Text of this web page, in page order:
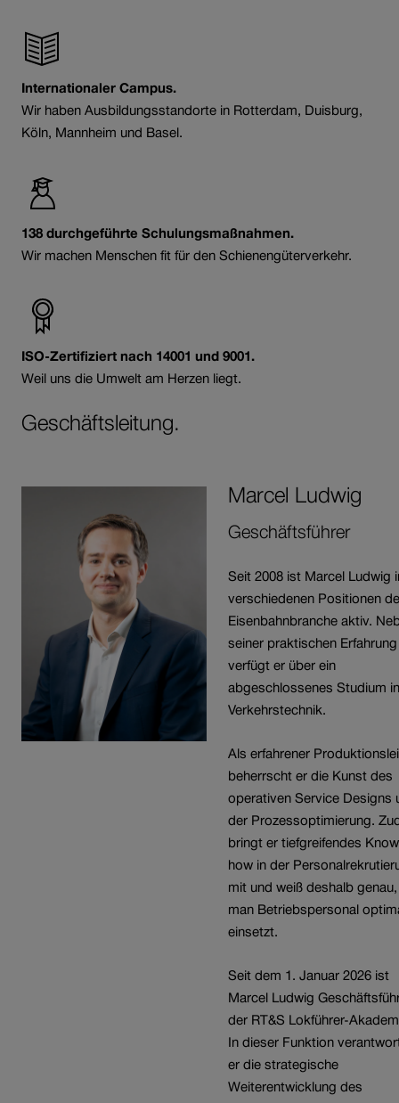
Internationaler Campus.
Wir haben Ausbildungsstandorte in Rotterdam, Duisburg,
Köln, Mannheim und Basel.
138 durchgeführte Schulungsmaßnahmen.
Wir machen Menschen fit für den Schienengüterverkehr.
ISO-Zertifiziert nach 14001 und 9001.
Weil uns die Umwelt am Herzen liegt.
Geschäftsleitung.
Marcel Ludwig
Geschäftsführer
Seit 2008 ist Marcel Ludwig
verschiedenen Positionen
Eisenbahnbranche aktiv.
seiner praktischen Erfahrung
verfügt er über ein
abgeschlossenes Studium in
Verkehrstechnik.
Als erfahrener
beherrscht er die Kunst des
operativen Service Designs
der Prozessoptimierung.
bringt er tiefgreifendes
how in der
mit und weiß deshalb
man Betriebspersonal
einsetzt.
Seit dem 1. Januar 2026 ist
Marcel Ludwig
der RT&S Lokführer-
In dieser Funktion
er die strategische
Weiterentwicklung des